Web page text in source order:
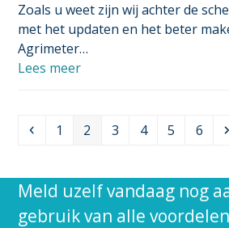
Zoals u weet zijn wij achter de
met het updaten en het beter
Agrimeter…
Lees meer
Previous
Page
1 Page
2 Page
3 Page
4 Page
5 Page
6
Meld uzelf vandaag nog
gebruik van alle